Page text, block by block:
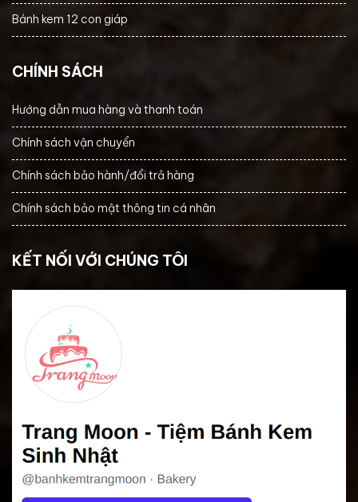
Bánh kem 12 con giáp
CHÍNH SÁCH
Hướng dẫn mua hàng và thanh toán
Chính sách vận chuyển
Chính sách bảo hành/đổi trả hàng
Chính sách bảo mật thông tin cá nhân
KẾT NỐI VỚI CHÚNG TÔI